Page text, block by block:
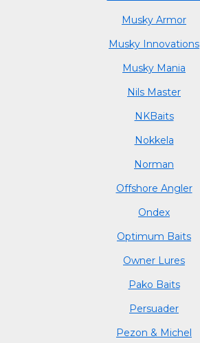
Musky Armor
Musky Innovations
Musky Mania
Nils Master
NKBaits
Nokkela
Norman
Offshore Angler
Ondex
Optimum Baits
Owner Lures
Pako Baits
Persuader
Pezon & Michel